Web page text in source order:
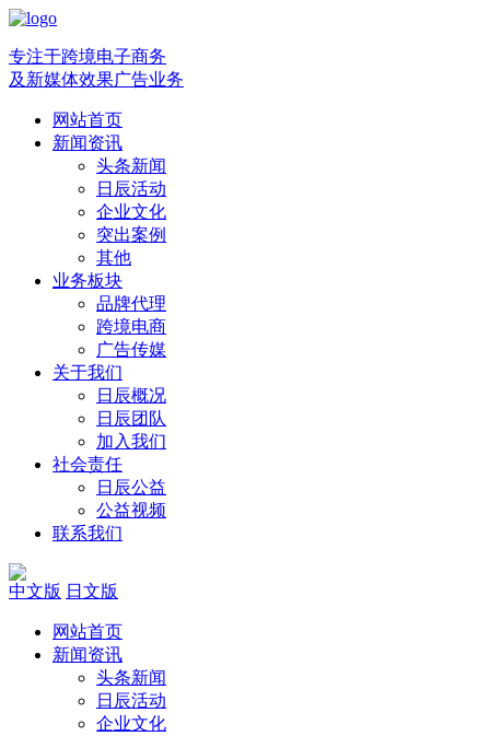
专注于跨境电子商务
及新媒体效果广告业务
网站首页
新闻资讯
头条新闻
日辰活动
企业文化
突出案例
其他
业务板块
品牌代理
跨境电商
广告传媒
关于我们
日辰概况
日辰团队
加入我们
社会责任
日辰公益
公益视频
联系我们
中文版 日文版
网站首页
新闻资讯
头条新闻
日辰活动
企业文化